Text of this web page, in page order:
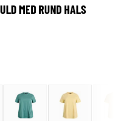
MED RUND HALS